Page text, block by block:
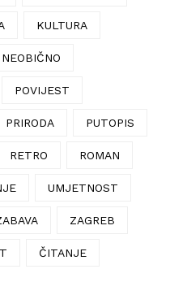
KULTURA
NEOBIČNO
POVIJEST
PRIRODA PUTOPIS
RETRO ROMAN
UMJETNOST
ZAGREB
ČITANJE